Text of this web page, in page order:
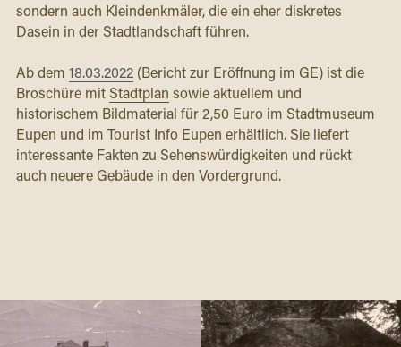
sondern auch Kleindenkmäler, die ein eher diskretes
Dasein in der Stadtlandschaft führen.
Ab dem 18.03.2022 (Bericht zur Eröffnung im GE) ist die
Broschüre mit Stadtplan sowie aktuellem und
historischem Bildmaterial für 2,50 Euro im Stadtmuseum
Eupen und im Tourist Info Eupen erhältlich. Sie liefert
interessante Fakten zu Sehenswürdigkeiten und rückt
auch neuere Gebäude in den Vordergrund.